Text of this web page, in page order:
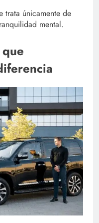
trata únicamente de
mental.